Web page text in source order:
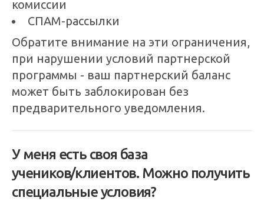
комиссии
СПАМ-рассылки
Обратите внимание на эти ограничения,
при нарушении условий партнерской
программы - ваш партнерский баланс
может быть заблокирован без
предварительного уведомления.
У меня есть своя база
учеников⁠/⁠клиентов. Можно получить
специальные условия?